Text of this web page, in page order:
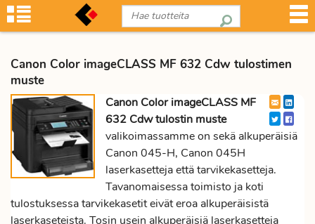
Canon Color imageCLASS MF 632 Cdw tulostimen
muste
Canon Color imageCLASS MF
632 Cdw tulostin muste
valikoimassamme on sekä alkuperäisiä
Canon 045-H, Canon 045H
laserkasetteja että tarvikekasetteja.
Tavanomaisessa toimisto ja koti
tulostuksessa tarvikekasetit eivät eroa alkuperäisistä
laserkaseteista. Tosin usein alkuperäisiä laserkasetteja